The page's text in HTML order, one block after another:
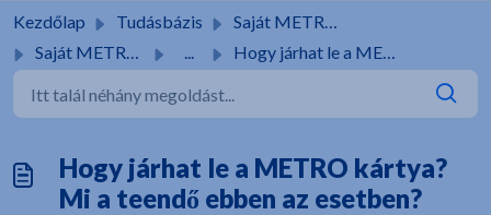
Kezdőlap Tudásbázis
Saját METRO kártya
Saját METRO kártya
... Hogy járhat le a METRO kártya? Mi a teendő ebben az esetben?
Hogy járhat le a METRO kártya?
Mi a teendő ebben az esetben?